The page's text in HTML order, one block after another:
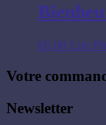
€6,00 Lire
Votre
Newsletter